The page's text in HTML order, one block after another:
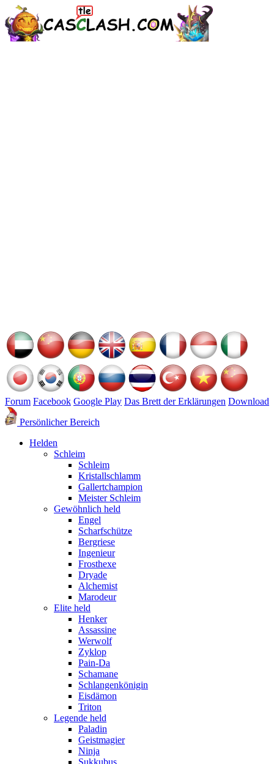
Forum Facebook Google Play Das Brett der Erklärungen Download
Persönlicher Bereich
Helden
Schleim
Schleim
Kristallschlamm
Gallertchampion
Meister Schleim
Gewöhnlich held
Engel
Scharfschütze
Bergriese
Ingenieur
Frosthexe
Dryade
Alchemist
Marodeur
Elite held
Henker
Assassine
Werwolf
Zyklop
Pain-Da
Schamane
Schlangenkönigin
Eisdämon
Triton
Legende held
Paladin
Geistmagier
Ninja